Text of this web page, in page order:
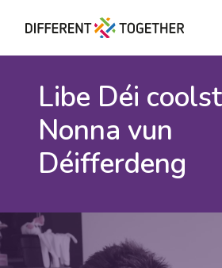
Libe Déi
Nonna vun
Déifferdeng